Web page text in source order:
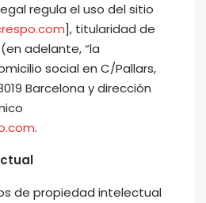
regula el uso del sitio
], titularidad de
(en adelante, “la
social en C/Pallars,
Barcelona y dirección
.
de propiedad intelectual